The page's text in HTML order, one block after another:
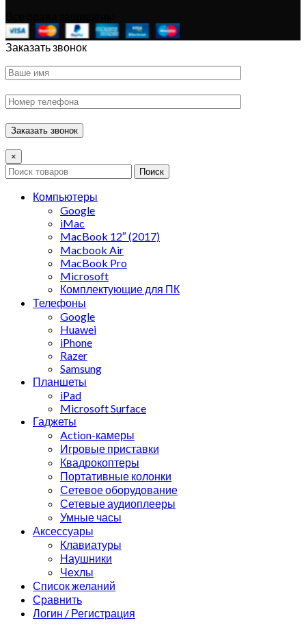
Заказать звонок
×
Поиск
Компьютеры
Google
iMac
MacBook 12″ (2017)
Macbook Air
MacBook Pro
Microsoft
Комплектующие для ПК
Телефоны
Google
Huawei
iPhone
Razer
Samsung
Планшеты
iPad
Microsoft Surface
Гаджеты
Action-камеры
Игровые приставки
Квадрокоптеры
Портативные колонки
Сетевое оборудование
Сетевые аудиоплееры
Умные часы
Аксессуары
Клавиатуры
Наушники
Чехлы
Список желаний
Сравнить
Логин / Регистрация